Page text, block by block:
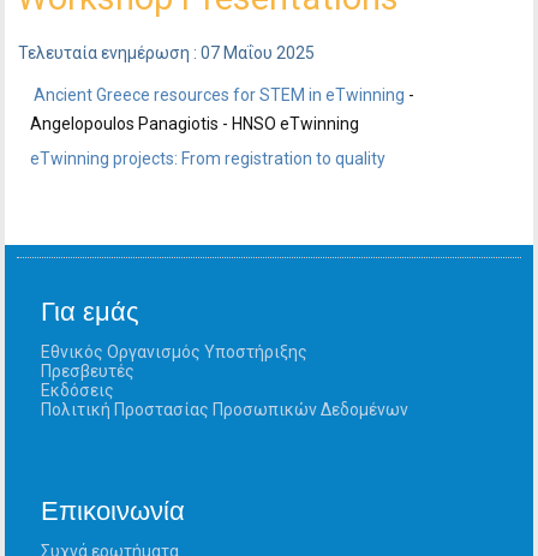
Τελευταία ενημέρωση : 07 Μαΐου 2025
Ancient Greece resources for STEM in eTwinning -
Angelopoulos Panagiotis - HNSO eTwinning
eTwinning projects: From registration to quality
Για εμάς
Εθνικός Οργανισμός Υποστήριξης
Πρεσβευτές
Εκδόσεις
Πολιτική Προστασίας Προσωπικών Δεδομένων
Επικοινωνία
Συχνά ερωτήματα